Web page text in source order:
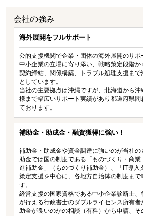
会社の強み
海外展開をフルサポート
公的支援機関で企業・団体の海外展開のサポ
中小企業の立場に寄り添い、戦略策定段階か
契約締結、関係構築、トラブル処理支援ま
としています。
当社の主要拠点は沖縄ですが、北海道から
様まで幅広いサポート実績があり都道府県
ております。
補助金・助成金・融資獲得に強い！
補助金・助成金や資金調達に強いのが当社
助金では国の制度である「ものづくり・商
進補助金」（ものづくり補助金）、「IT導入
策定支援を中心に、各地方自治体の制度ま
す。
経営支援の国家資格である中小企業診断士
が行える行政書士のダブルライセンス所有
助金が良いのかの相談（有料）から申請、そ